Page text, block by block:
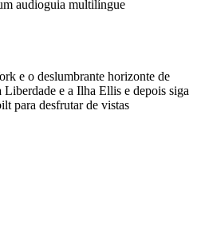
audioguia multilíngue
e o deslumbrante horizonte de
Liberdade e a Ilha Ellis e depois siga
para desfrutar de vistas